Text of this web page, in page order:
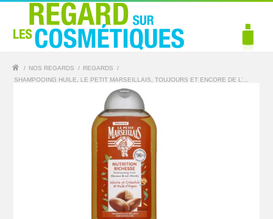
/ NOS REGARDS / REGARDS
/
SHAMPOOING HUILE, LE PETIT MARSEILLAIS, TOUJOURS ET ENCORE DE L’...